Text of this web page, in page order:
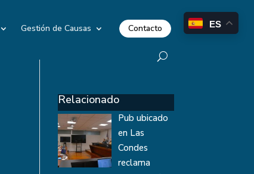
Gestión de Causas Contacto
Relacionado
Pub ubicado
en Las
Condes
reclama
ES